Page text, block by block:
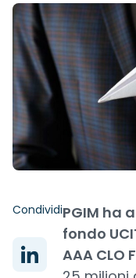
CondividiPGIM ha
fondo
AAA CLO